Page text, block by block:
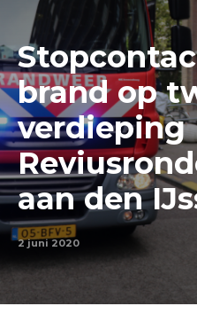
brand op
verdieping
aan den
2 juni 2020